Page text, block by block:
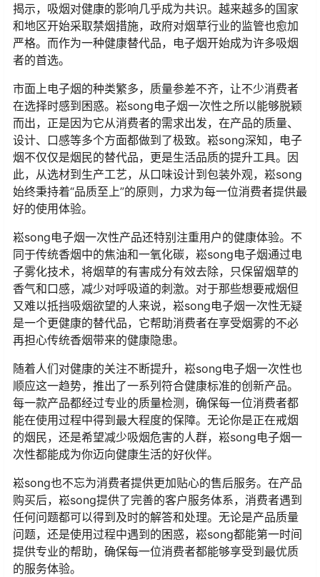
揭示，吸烟对健康的影响几乎成为共识。越来越多的国家
和地区开始采取禁烟措施，政府对烟草行业的监管也愈加
严格。而作为一种健康替代品，电子烟开始成为许多吸烟
者的首选。
市面上电子烟的种类繁多，质量参差不齐，让不少消费者
在选择时感到困惑。崧song电子烟一次性之所以能够脱颖
而出，正是因为它从消费者的需求出发，在产品的质量、
设计、口感等多个方面都做到了极致。崧song深知，电子
烟不仅仅是烟民的替代品，更是生活品质的提升工具。因
此，从选材到生产工艺，从口味设计到包装外观，崧song
始终秉持着“品质至上”的原则，力求为每一位消费者提供最
好的使用体验。
崧song电子烟一次性产品还特别注重用户的健康体验。不
同于传统香烟中的焦油和一氧化碳，崧song电子烟通过电
子雾化技术，将烟草的有害成分有效去除，只保留烟草的
香气和口感，减少对呼吸道的刺激。对于那些想要戒烟但
又难以抵挡吸烟欲望的人来说，崧song电子烟一次性无疑
是一个更健康的替代品，它帮助消费者在享受烟雾的不必
再担心传统香烟带来的健康隐患。
随着人们对健康的关注不断提升，崧song电子烟一次性也
顺应这一趋势，推出了一系列符合健康标准的创新产品。
每一款产品都经过专业的质量检测，确保每一位消费者都
能在使用过程中得到最大程度的保障。无论你是正在戒烟
的烟民，还是希望减少吸烟危害的人群，崧song电子烟一
次性都能成为你迈向健康生活的好伙伴。
崧song也不忘为消费者提供更加贴心的售后服务。在产品
购买后，崧song提供了完善的客户服务体系，消费者遇到
任何问题都可以得到及时的解答和处理。无论是产品质量
问题，还是使用过程中遇到的困惑，崧song都能第一时间
提供专业的帮助，确保每一位消费者都能够享受到最优质
的服务体验。